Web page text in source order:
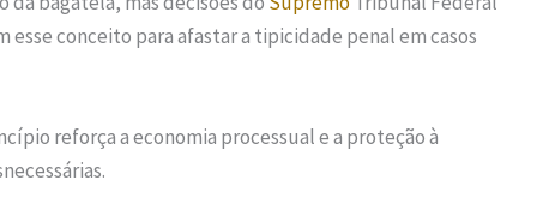
esse conceito para afastar a tipicidade penal em casos
reforça a economia processual e a proteção à